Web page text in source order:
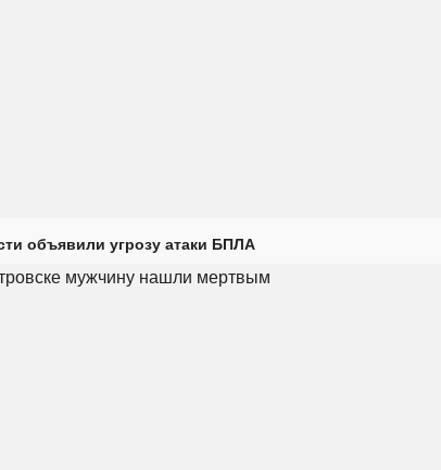
объявили угрозу атаки БПЛА